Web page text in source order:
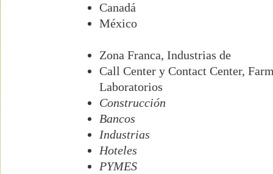
Canadá
México
Zona Franca, Industrias de
Call Center y Contact Center,
Laboratorios
Construcción
Bancos
Industrias
Hoteles
PYMES